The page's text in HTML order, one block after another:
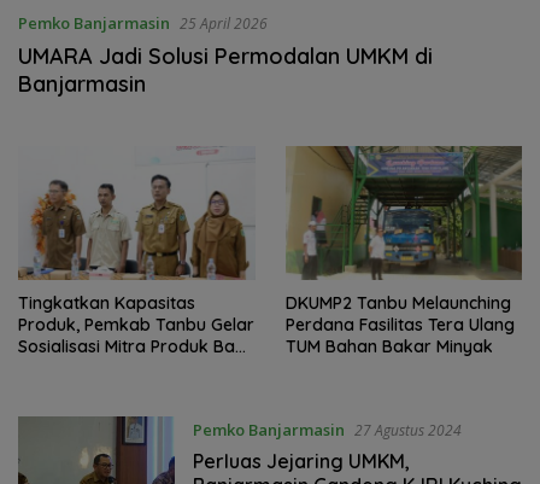
Pemko Banjarmasin 25 April 2026
UMARA Jadi Solusi Permodalan UMKM di
Banjarmasin
Tingkatkan Kapasitas
Produk, Pemkab Tanbu Gelar
Sosialisasi Mitra Produk Bagi
DKUMP2 Tanbu Melaunching
Perdana Fasilitas Tera Ulang
TUM Bahan Bakar Minyak
Pemko Banjarmasin 27 Agustus 2024
Perluas Jejaring UMKM,